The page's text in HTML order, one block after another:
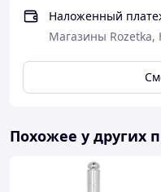
Наложенный
Магазины
Похожее у других